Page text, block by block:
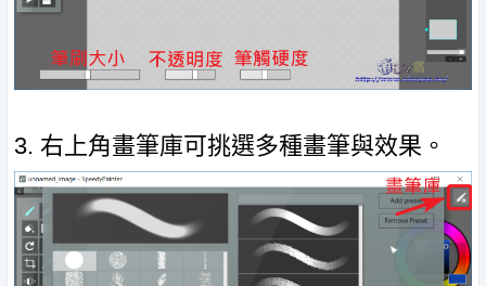
3. 右上角畫筆庫可挑選多種畫筆與效果。